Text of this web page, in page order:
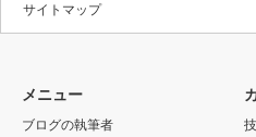
サイトマップ
メニュー
ブログの執筆者